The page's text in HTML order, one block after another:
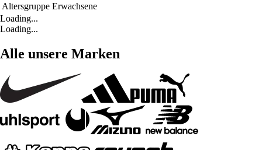
Altersgruppe Erwachsene
Loading...
Loading...
Alle unsere Marken